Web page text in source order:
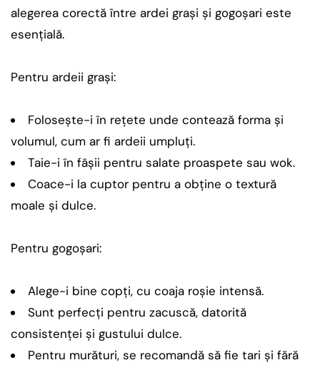
alegerea corectă între ardei grași și gogoșari este
esențială.
Pentru ardeii grași:
Folosește-i în rețete unde contează forma și
volumul, cum ar fi ardeii umpluți.
Taie-i în fâșii pentru salate proaspete sau wok.
Coace-i la cuptor pentru a obține o textură
moale și dulce.
Pentru gogoșari:
Alege-i bine copți, cu coaja roșie intensă.
Sunt perfecți pentru zacuscă, datorită
consistenței și gustului dulce.
Pentru murături, se recomandă să fie tari și fără